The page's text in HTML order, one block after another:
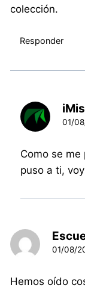
colección.
Responder
01/
Como se
puso a ti,
01/08/
Hemos oído